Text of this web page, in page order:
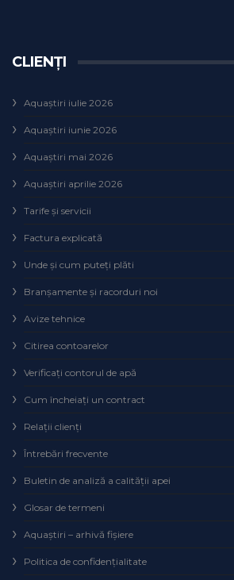
CLIENȚI
Aquaștiri iulie 2026
Aquaștiri iunie 2026
Aquaștiri mai 2026
Aquaștiri aprilie 2026
Tarife și servicii
Factura explicată
Unde și cum puteţi plăti
Branșamente și racorduri noi
Avize tehnice
Citirea contoarelor
Verificaţi contorul de apă
Cum încheiaţi un contract
Relaţii clienţi
Întrebări frecvente
Buletin de analiză a calităţii apei
Glosar de termeni
Aquaștiri – arhivă fișiere
Politica de confidențialitate